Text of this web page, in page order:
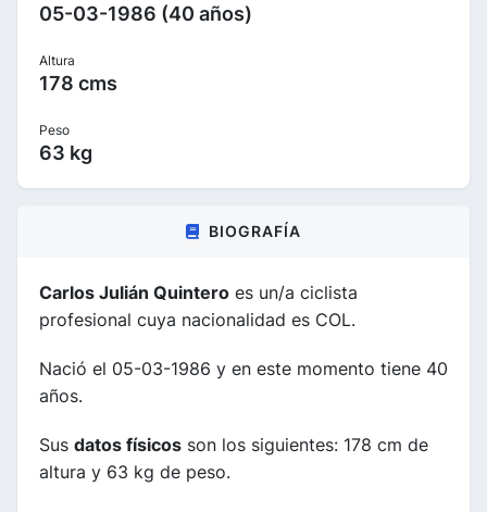
05-03-1986 (40 años)
Altura
178 cms
Peso
63 kg
BIOGRAFÍA
Carlos Julián Quintero es un/a ciclista
profesional cuya nacionalidad es COL.
Nació el 05-03-1986 y en este momento tiene 40
años.
Sus datos físicos son los siguientes: 178 cm de
altura y 63 kg de peso.